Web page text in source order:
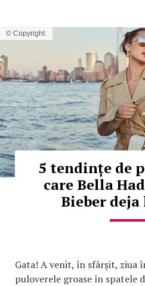
© Copyright:
5 tendințe de
care Bella
Bieber
Gata! A venit, în sfârșit, ziua
puloverele groase în spatele